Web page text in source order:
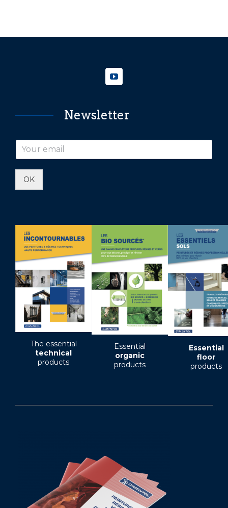
Newsletter
OK
The essential
technical
products
Essential
organic
products
Essential
floor
products